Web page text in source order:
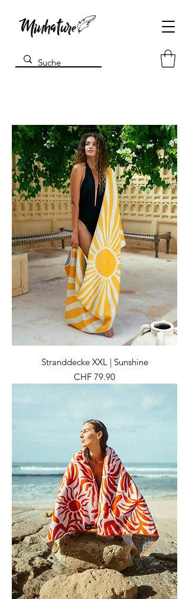
Stranddecke XXL | Sunshine
Preis
CHF 79.90